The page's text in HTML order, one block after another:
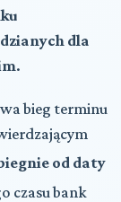
dla
.
bieg terminu
od daty
czasu bank